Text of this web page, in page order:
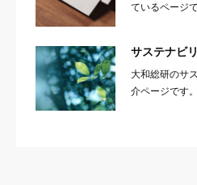
ているページで
サステナビ
大和総研のサ
介ページです。